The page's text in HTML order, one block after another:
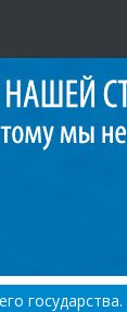
государства.